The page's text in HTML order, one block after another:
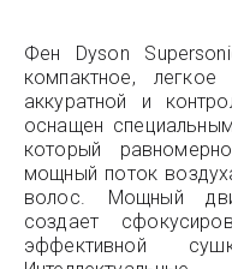
Фен Dyson
компактное,
аккуратной и
оснащен
который
мощный поток
волос. Мощный
создает
эффективной